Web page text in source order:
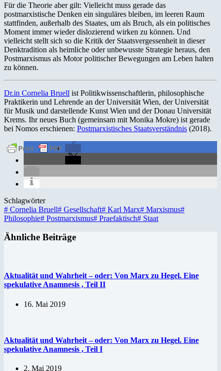
Für die Theorie aber gilt: Vielleicht muss gerade das
postmarxistische Denken ein singuläres bleiben, im leeren Raum
stattfinden, außerhalb des Staates, um als Bruch, als ein politisches
Moment immer wieder dislozierend wirken zu können. Und
vielleicht stellt sich so die Kritik der Staatsvergessenheit in dieser
Denktradition als heimliche oder unbewusste Strategie heraus, den
Postmarxismus als Motor politischer Bewegungen am Leben halten
zu können.
Dr.in Cornelia Bruell ist Politikwissenschaftlerin, philosophische
Praktikerin und Lehrende an der Universität Wien, der Universität
für Musik und darstellende Kunst Wien und der Donau Universität
Krems. Ihr neues Buch (gemeinsam mit Monika Mokre) ist gerade
bei Nomos erschienen: Postmarxistisches Staatsverständnis (2018).
Schlagwörter
# Cornelia Bruell# Gesellschaft# Karl Marx# Marxismus#
Philosophie# Postmarxismus# Praefaktisch# Staat
Ähnliche Beiträge
Aktualität und Wahrheit – oder: Von Marx zu Hegel. Eine
spekulative Anamnesis , Teil II
16. Mai 2019
Aktualität und Wahrheit – oder: Von Marx zu Hegel. Eine
spekulative Anamnesis , Teil I
2. Mai 2019